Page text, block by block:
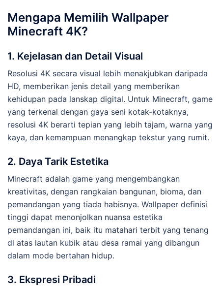
Mengapa Memilih Wallpaper
Minecraft 4K?
1. Kejelasan dan Detail Visual
Resolusi 4K secara visual lebih menakjubkan daripada
HD, memberikan jenis detail yang memberikan
kehidupan pada lanskap digital. Untuk Minecraft, game
yang terkenal dengan gaya seni kotak-kotaknya,
resolusi 4K berarti tepian yang lebih tajam, warna yang
kaya, dan kemampuan menangkap tekstur yang rumit.
2. Daya Tarik Estetika
Minecraft adalah game yang mengembangkan
kreativitas, dengan rangkaian bangunan, bioma, dan
pemandangan yang tiada habisnya. Wallpaper definisi
tinggi dapat menonjolkan nuansa estetika
pemandangan ini, baik itu matahari terbit yang tenang
di atas lautan kubik atau desa ramai yang dibangun
dalam mode bertahan hidup.
3. Ekspresi Pribadi